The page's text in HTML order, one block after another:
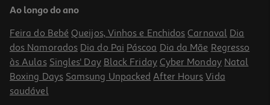
0.93 €/Lt
1,39 €
+0,10 € Depósito
Ao longo do ano
Feira do Bebé Queijos, Vinhos e Enchidos Carnaval Dia
dos Namorados Dia do Pai Páscoa Dia da Mãe Regresso
às Aulas Singles' Day Black Friday Cyber Monday Natal
Boxing Days Samsung Unpacked After Hours Vida
saudável